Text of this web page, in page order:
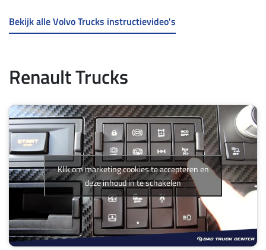
Bekijk alle Volvo Trucks instructievideo's
Renault Trucks
Klik om marketing cookies te accepteren en
deze inhoud in te schakelen